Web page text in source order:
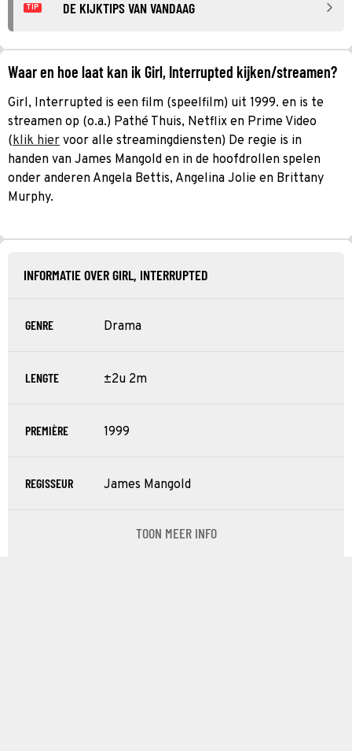
TIP DE KIJKTIPS VAN VANDAAG
Waar en hoe laat kan ik Girl, Interrupted kijken/streamen?
Girl, Interrupted is een film (speelfilm) uit 1999. en is te
streamen op (o.a.) Pathé Thuis, Netflix en Prime Video
(klik hier voor alle streamingdiensten) De regie is in
handen van James Mangold en in de hoofdrollen spelen
onder anderen Angela Bettis, Angelina Jolie en Brittany
Murphy.
INFORMATIE OVER GIRL, INTERRUPTED
GENRE Drama
LENGTE ±2u 2m
PREMIÈRE 1999
REGISSEUR James Mangold
TOON MEER INFO